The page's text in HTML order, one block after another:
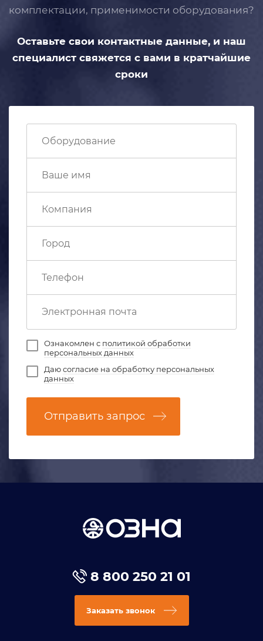
комплектации, применимости оборудования?
Оставьте свои контактные данные, и наш
специалист свяжется с вами в кратчайшие
сроки
Ознакомлен с политикой обработки
персональных данных
Даюсогласие на обработку персональных
данных
Отправить запрос
8 800 250 21 01
Заказать звонок